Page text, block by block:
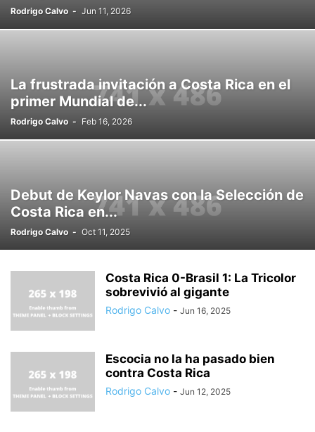
Rodrigo Calvo - Jun 11, 2026
La frustrada invitación a Costa Rica en el
primer Mundial de...
Rodrigo Calvo - Feb 16, 2026
Debut de Keylor Navas con la Selección de
Costa Rica en...
Rodrigo Calvo - Oct 11, 2025
Costa Rica 0-Brasil 1: La Tricolor
sobrevivió al gigante
Rodrigo Calvo - Jun 16, 2025
Escocia no la ha pasado bien
contra Costa Rica
Rodrigo Calvo - Jun 12, 2025